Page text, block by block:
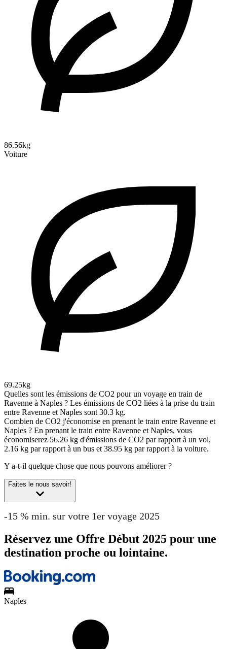
86.56kg
Voiture
69.25kg
Quelles sont les émissions de CO2 pour un voyage en train de
Ravenne à Naples ? Les émissions de CO2 liées à la prise du train
entre Ravenne et Naples sont 30.3 kg.
Combien de CO2 j'économise en prenant le train entre Ravenne et
Naples ? En prenant le train entre Ravenne et Naples, vous
économiserez 56.26 kg d'émissions de CO2 par rapport à un vol,
2.16 kg par rapport à un bus et 38.95 kg par rapport à la voiture.
Y a-t-il quelque chose que nous pouvons améliorer ?
Faites le nous savoir!
-15 % min. sur votre 1er voyage 2025
Réservez une Offre Début 2025 pour une
destination proche ou lointaine.
Naples